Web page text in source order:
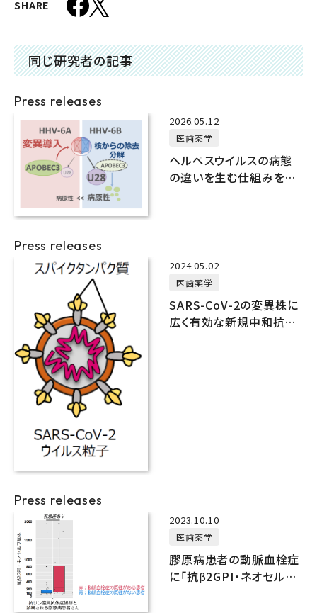
SHARE
同じ研究者の記事
Press releases
2026.05.12
医歯薬学
ヘルペスウイルスの病態
の違いを生む仕組みを発
Press releases
2024.05.02
医歯薬学
SARS-CoV-2の変異株に
広く有効な新規中和抗体
Press releases
2023.10.10
医歯薬学
膠原病患者の動脈血栓症
に「抗β2GPI・ネオセルフ